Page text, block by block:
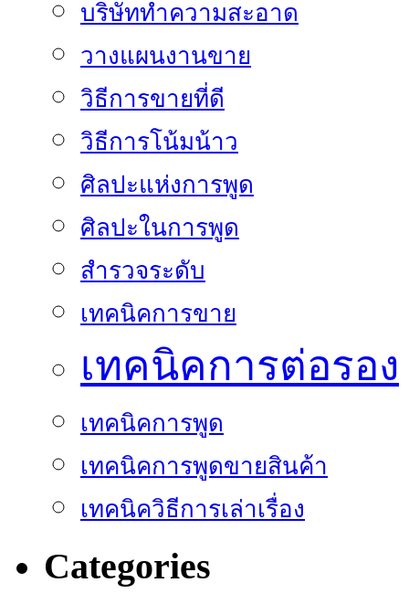
บริษัททำความสะอาด
วางแผนงานขาย
วิธีการขายที่ดี
วิธีการโน้มน้าว
ศิลปะแห่งการพูด
ศิลปะในการพูด
สำรวจระดับ
เทคนิคการขาย
เทคนิคการต่อรอง
เทคนิคการพูด
เทคนิคการพูดขายสินค้า
เทคนิควิธีการเล่าเรื่อง
Categories